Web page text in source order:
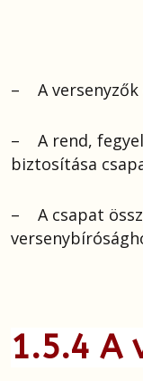
– A
– A rend,
biztosítása
– A csapat
1.5.4 A